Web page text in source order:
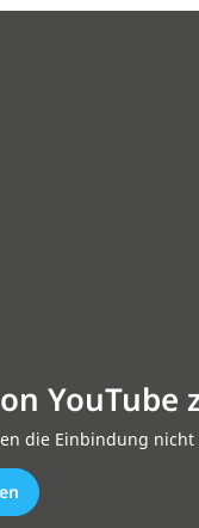
YouTube
die Einbindung